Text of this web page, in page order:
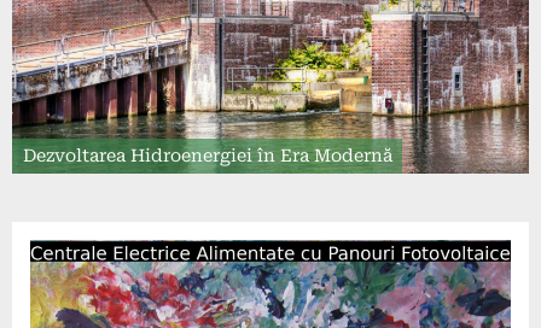
Dezvoltarea Hidroenergiei în Era Modernă